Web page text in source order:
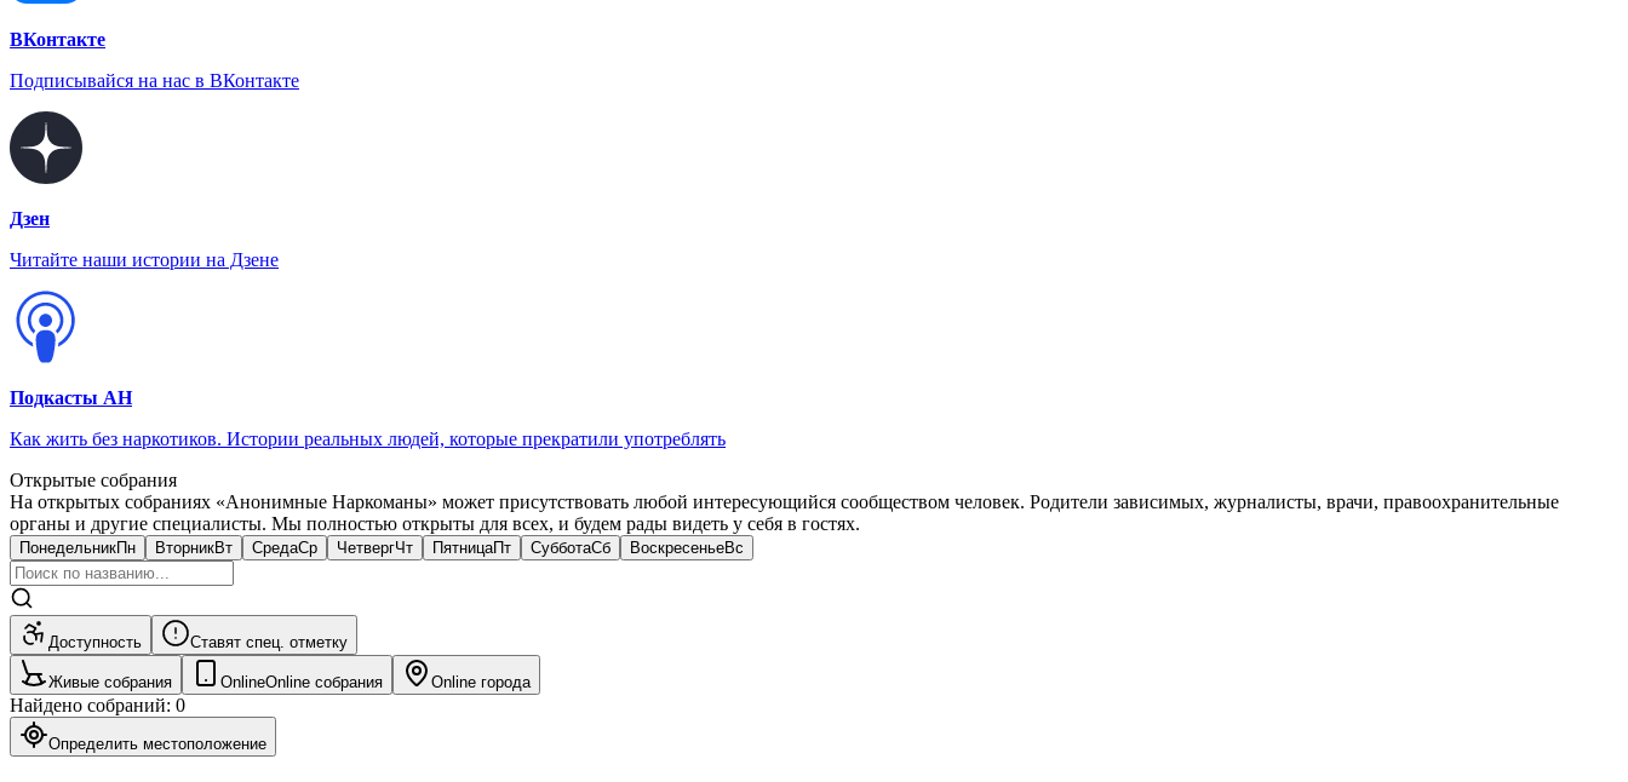
ВКонтакте
Подписывайся на нас в ВКонтакте
Дзен
Читайте наши истории на Дзене
Подкасты АН
Как жить без наркотиков. Истории реальных людей, которые прекратили употреблять
Открытые собрания
На открытых собраниях «Анонимные Наркоманы» может присутствовать любой интересующийся сообществом человек. Родители зависимых, журналисты, врачи, правоохранительные
органы и другие специалисты. Мы полностью открыты для всех, и будем рады видеть у себя в гостях.
ПонедельникПн ВторникВт СредаСр ЧетвергЧт ПятницаПт СубботаСб ВоскресеньеВс
Доступность Ставят спец. отметку
Живые собрания OnlineOnline собрания Online города
Найдено собраний: 0
Определить местоположение